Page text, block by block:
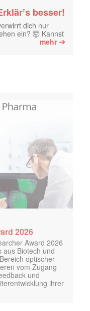
besser!
dich nur
ein? 🤯 Kannst
mehr➔
2026
Award 2026
aus Biotech und
optischer
vom Zugang
und
ihrer